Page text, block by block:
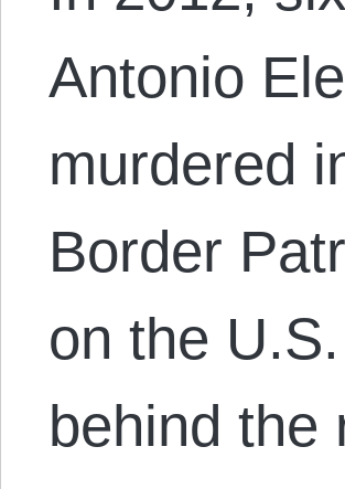
Antonio
murdered
Border
on the
behind the